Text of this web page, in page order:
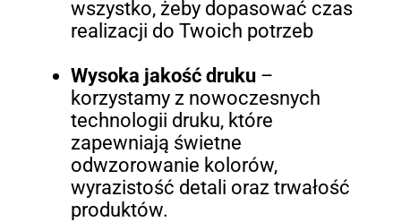
wszystko, żeby dopasować czas
realizacji do Twoich potrzeb
Wysoka jakość druku–
korzystamy z nowoczesnych
technologii druku, które
zapewniają świetne
odwzorowanie kolorów,
wyrazistość detali oraz trwałość
produktów.